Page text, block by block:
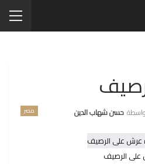
مصر حسن شهاب الدين
الرصيف